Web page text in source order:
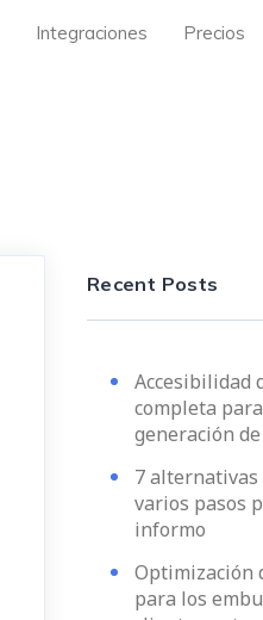
Integraciones Precios
Recent Posts
Accesibilidad
completa
generación
7
varios pasos
informo
Optimización
para los